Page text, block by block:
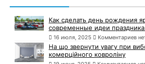
Как сделать день рождения
современные идеи
16 июля, 2025 Комментариев
На що звернути увагу при
комерційного ковроліну